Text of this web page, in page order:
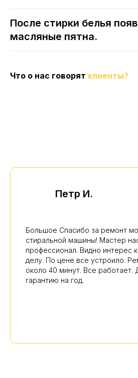
После стирки белья
масляные пятна.
Что о нас говорят клиенты?
Петр И.
Большое Спасибо за ремонт
стиральной машины! Мастер
профессионал. Видно интерес
делу. По цене все устроило.
около 40 минут. Все работает.
гарантию на год.